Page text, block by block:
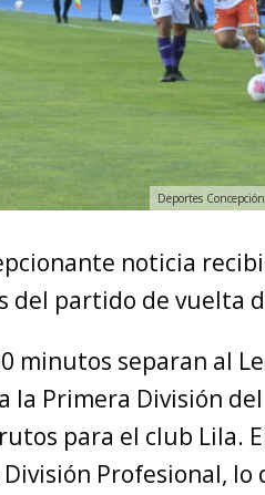
Deportes
noticia
del partido de vuelta
minutos separan al
la Primera División
para el club Lila.
División Profesional,